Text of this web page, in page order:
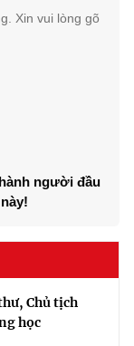
Xin vui lòng gõ
người đầu
Chủ tịch
học